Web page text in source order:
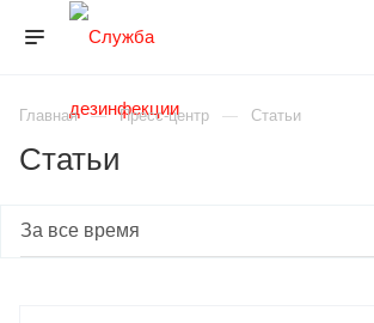
Главная Пресс-центр Статьи
Статьи